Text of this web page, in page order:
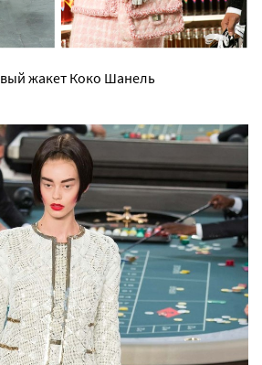
жакет Коко Шанель